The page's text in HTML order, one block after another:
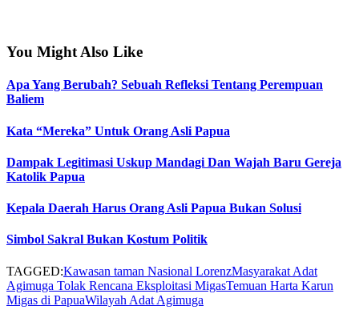
You Might Also Like
Apa Yang Berubah? Sebuah Refleksi Tentang Perempuan
Baliem
Kata “Mereka” Untuk Orang Asli Papua
Dampak Legitimasi Uskup Mandagi Dan Wajah Baru Gereja
Katolik Papua
Kepala Daerah Harus Orang Asli Papua Bukan Solusi
Simbol Sakral Bukan Kostum Politik
TAGGED:Kawasan taman Nasional LorenzMasyarakat Adat
Agimuga Tolak Rencana Eksploitasi MigasTemuan Harta Karun
Migas di PapuaWilayah Adat Agimuga